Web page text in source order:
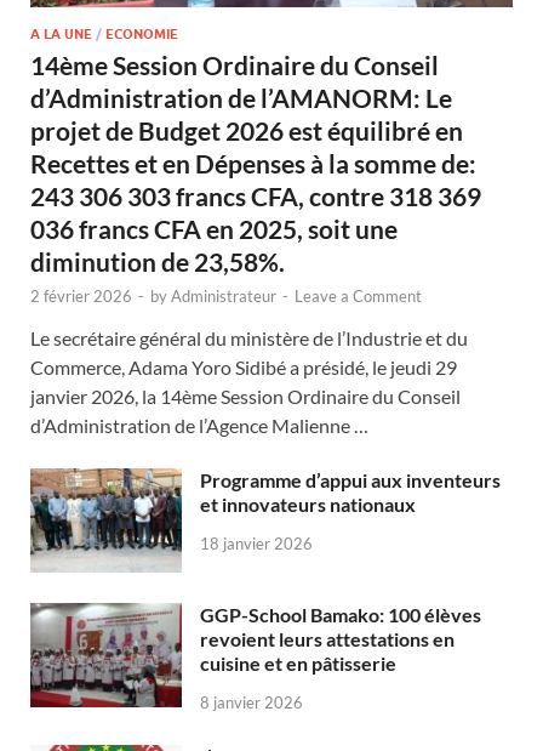
A LA UNE / ECONOMIE
14ème Session Ordinaire du Conseil
d’Administration de l’AMANORM: Le
projet de Budget 2026 est équilibré en
Recettes et en Dépenses à la somme de:
243 306 303 francs CFA, contre 318 369
036 francs CFA en 2025, soit une
diminution de 23,58%.
2 février 2026 - byAdministrateur - Leave a Comment
Le secrétaire général du ministère de l’Industrie et du
Commerce, Adama Yoro Sidibé a présidé, le jeudi 29
janvier 2026, la 14ème Session Ordinaire du Conseil
d’Administration de l’Agence Malienne …
Programme d’appui aux inventeurs
et innovateurs nationaux
18 janvier 2026
GGP-School Bamako: 100 élèves
revoient leurs attestations en
cuisine et en pâtisserie
8 janvier 2026